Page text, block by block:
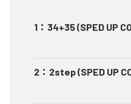
1 ： 34+35 (SPED UP
2 ： 2step (SPED UP